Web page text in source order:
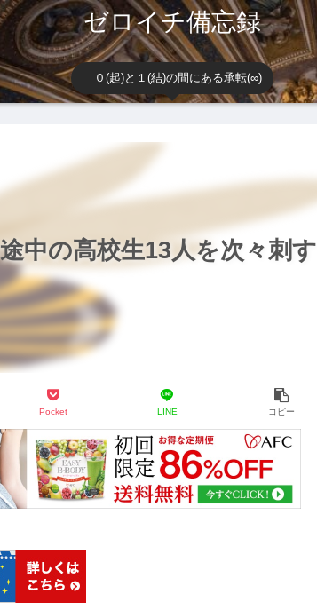
ゼロイチ備忘録
０(起)と１(結)の間にある承転(∞)
中の高校生13人を次々刺す
Pocket LINE コピー